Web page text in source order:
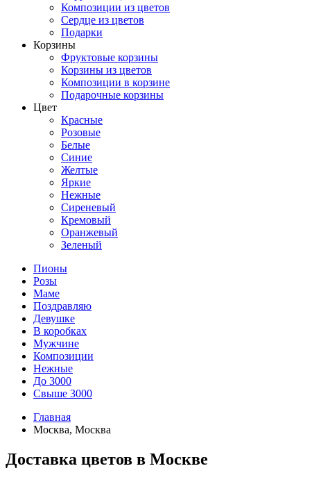
Композиции из цветов
Сердце из цветов
Подарки
Корзины
Фруктовые корзины
Корзины из цветов
Композиции в корзине
Подарочные корзины
Цвет
Красные
Розовые
Белые
Синие
Желтые
Яркие
Нежные
Сиреневый
Кремовый
Оранжевый
Зеленый
Пионы
Розы
Маме
Поздравляю
Девушке
В коробках
Мужчине
Композиции
Нежные
До 3000
Свыше 3000
Главная
Москва, Москва
Доставка цветов в Москве